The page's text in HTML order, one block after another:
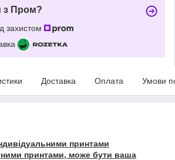
з Пром?
захистом
Доставка Оплата Умови
принтами
принтами, може бути ваша